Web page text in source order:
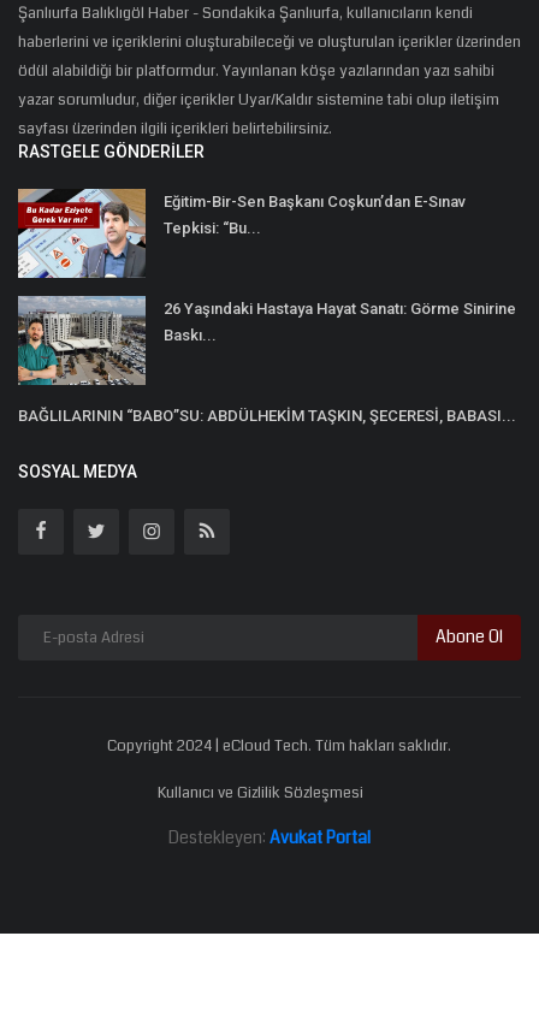
Şanlıurfa Balıklıgöl Haber - Sondakika Şanlıurfa, kullanıcıların kendi
haberlerini ve içeriklerini oluşturabileceği ve oluşturulan içerikler üzerinden
ödül alabildiği bir platformdur. Yayınlanan köşe yazılarından yazı sahibi
yazar sorumludur, diğer içerikler Uyar/Kaldır sistemine tabi olup iletişim
sayfası üzerinden ilgili içerikleri belirtebilirsiniz.
RASTGELE GÖNDERILER
Eğitim-Bir-Sen Başkanı Coşkun’dan E-Sınav
Tepkisi: “Bu...
26 Yaşındaki Hastaya Hayat Sanatı: Görme Sinirine
Baskı...
BAĞLILARININ “BABO”SU: ABDÜLHEKİM TAŞKIN, ŞECERESİ, BABASI...
SOSYAL MEDYA
Abone Ol
Copyright 2024 | eCloud Tech. Tüm hakları saklıdır.
Kullanıcı ve Gizlilik Sözleşmesi
Destekleyen: Avukat Portal